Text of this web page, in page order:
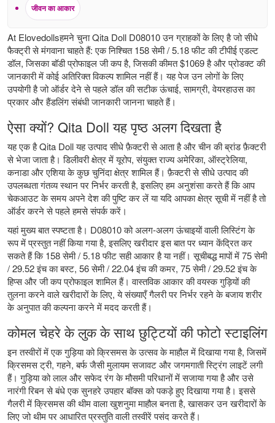
जीवन का आकार
At Elovedollsहमने चुना Qita Doll D08010 उन ग्राहकों के लिए है जो सीधे
फैक्ट्री से मंगवाना चाहते हैं: एक निश्चित 158 सेमी / 5.18 फीट की टीपीई एडल्ट
डॉल, जिसका बॉडी प्रोफाइल जी कप है, जिसकी कीमत $1069 है और प्रोडक्ट की
जानकारी में कोई अतिरिक्त विकल्प शामिल नहीं हैं। यह पेज उन लोगों के लिए
उपयोगी है जो ऑर्डर देने से पहले डॉल की सटीक ऊंचाई, सामग्री, वेयरहाउस का
प्रकार और हैंडलिंग संबंधी जानकारी जानना चाहते हैं।
ऐसा क्यों? Qita Doll यह पृष्ठ अलग दिखता है
यह एक हैQita Dollयह उत्पाद सीधे फ़ैक्टरी से आता है और चीन की ब्रांड फ़ैक्टरी
से भेजा जाता है। डिलीवरी क्षेत्र में यूरोप, संयुक्त राज्य अमेरिका, ऑस्ट्रेलिया,
कनाडा और एशिया के कुछ चुनिंदा क्षेत्र शामिल हैं। फ़ैक्टरी से सीधे उत्पाद की
उपलब्धता गंतव्य स्थान पर निर्भर करती है, इसलिए हम अनुशंसा करते हैं कि आप
चेकआउट के समय अपने देश की पुष्टि कर लें या यदि आपका क्षेत्र सूची में नहीं है तो
ऑर्डर करने से पहले हमसे संपर्क करें।
यहां मुख्य बात स्पष्टता है। D08010 को अलग-अलग ऊंचाइयों वाली लिस्टिंग के
रूप में प्रस्तुत नहीं किया गया है, इसलिए खरीदार इस बात पर ध्यान केंद्रित कर
सकते हैं कि 158 सेमी / 5.18 फीट सही आकार है या नहीं। सूचीबद्ध मापों में 75 सेमी
/ 29.52 इंच का बस्ट, 56 सेमी / 22.04 इंच की कमर, 75 सेमी / 29.52 इंच के
हिप्स और जी कप प्रोफाइल शामिल हैं। वास्तविक आकार की वयस्क गुड़ियों की
तुलना करने वाले खरीदारों के लिए, ये संख्याएँ गैलरी पर निर्भर रहने के बजाय शरीर
के अनुपात की कल्पना करने में मदद करती हैं।
कोमल चेहरे के लुक के साथ छुट्टियों की फोटो स्टाइलिंग
इन तस्वीरों में एक गुड़िया को क्रिसमस के उत्सव के माहौल में दिखाया गया है, जिसमें
क्रिसमस ट्री, गहने, बर्फ जैसी मुलायम सजावट और जगमगाती स्ट्रिंग लाइटें लगी
हैं। गुड़िया को लाल और सफेद रंग के मौसमी परिधानों में सजाया गया है और उसे
नारंगी रिबन से बंधे एक सुनहरे उपहार बॉक्स को पकड़े हुए दिखाया गया है। इससे
गैलरी में क्रिसमस की थीम वाला खुशनुमा माहौल बनता है, खासकर उन खरीदारों के
लिए जो थीम पर आधारित प्रस्तुति वाली तस्वीरें पसंद करते हैं।